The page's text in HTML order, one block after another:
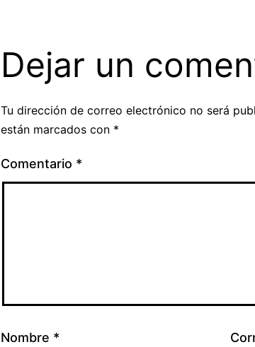
Dejar un
Tu dirección de correo electrónico no será
están marcados con *
Comentario *
Nombre *